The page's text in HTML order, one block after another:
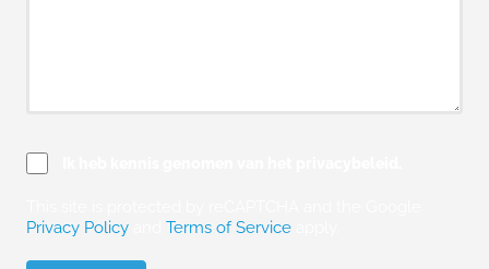
Privacy Policy
Terms of Service